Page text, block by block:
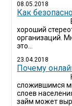
08.05.2018
Как
хороший
организаций.
это...
23.04.2018
Почему
сложившимся
слоев
займ может